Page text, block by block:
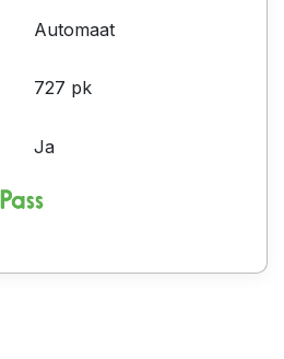
Automaat
727 pk
Ja